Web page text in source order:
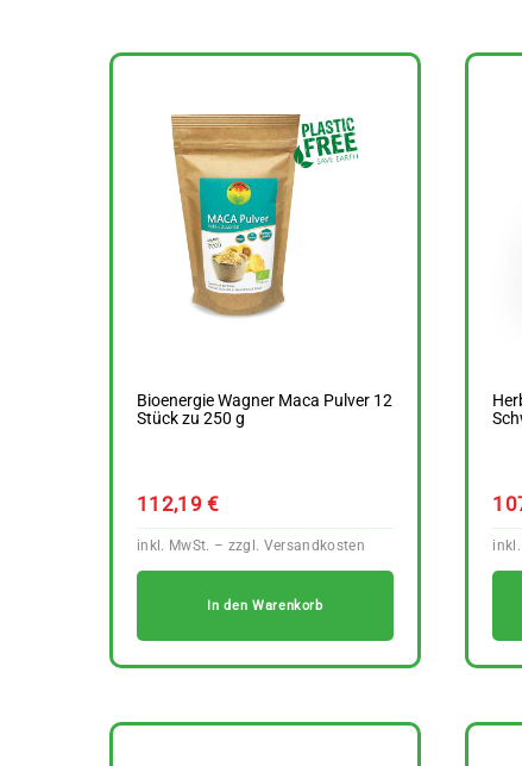
Bioenergie Wagner Maca Pulver 12
Stück zu 250 g
112,19€
In den Warenkorb